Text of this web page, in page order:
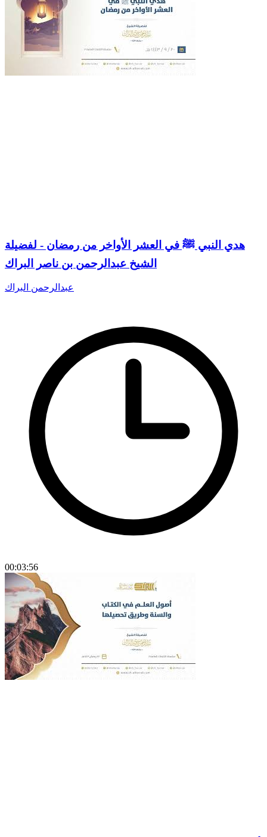
هدي النبي ﷺ في العشر الأواخر من رمضان - لفضيلة
الشيخ عبدالرحمن بن ناصر البراك
عبدالرحمن البراك
00:03:56